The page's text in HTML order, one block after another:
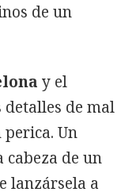
de un
y el
de mal
Un
de un
lanzársela a